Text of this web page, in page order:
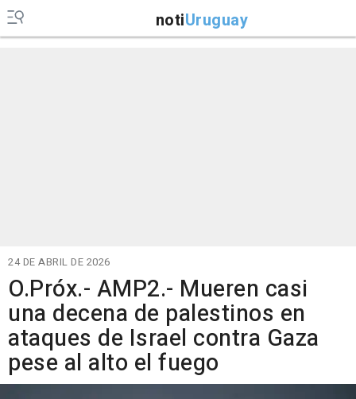
notiUruguay
24 DE ABRIL DE 2026
O.Próx.- AMP2.- Mueren casi
una decena de palestinos en
ataques de Israel contra Gaza
pese al alto el fuego